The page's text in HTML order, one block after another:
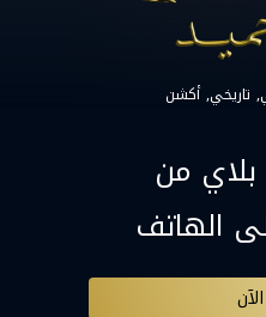
تاريخي أكشن
بلاي من
الهاتف